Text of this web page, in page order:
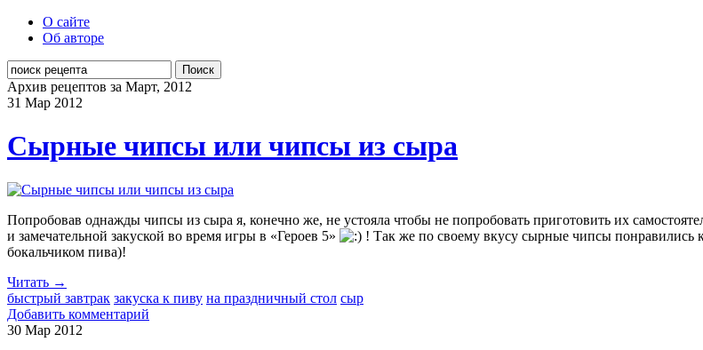
О сайте
Об авторе
Поиск
Архив рецептов за Март, 2012
31 Мар 2012
Сырные чипсы или чипсы из сыра
Попробовав однажды чипсы из сыра я, конечно же, не устояла чтобы не попробовать приготовить их
и замечательной закуской во время игры в «Героев 5»
! Так же по своему вкусу сырные чипсы понравились
бокальчиком пива)!
Читать →
быстрый завтрак закуска к пиву на праздничный стол сыр
Добавить комментарий
30 Мар 2012